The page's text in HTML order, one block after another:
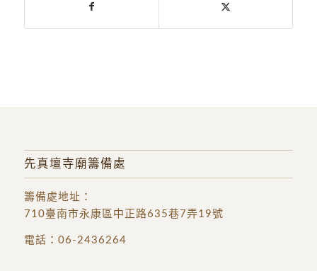
先真壇寺廟籌備處
籌備處地址 ：
710臺南市永康區中正路635巷7弄19號
電話： 06-2436264